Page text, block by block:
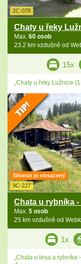
2C-078
Chaty u řeky
Max. 60 osob
23.2 km vzdušně od
15x
„Chaty u řeky Lužnice
Silvestr je obsazený
9C-227
Chata u rybníka
Max. 5 osob
25 km vzdušně od
1x
„Chata u lesa a